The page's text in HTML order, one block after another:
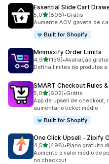
Essential Slide Cart
5,0de 5 estrelas
(806)
806 avaliações ao todo
•Grátis
Aumente AOV gaveta de
Built for Shopify
Minmaxify Order Limits
4,9de 5 estrelas
(159)
159 avaliações ao todo
•Avaliação
Defina limites de produtos
SMART Checkout Rules
5,0de 5 estrelas
(602)
602 avaliações ao todo
•Grátis
App de upsell de checkout,
aumentar o ticket médio
Built for Shopify
One Click Upsell ‑ Zipify
4,5de 5 estrelas
(498)
498 avaliações ao todo
•Plano gratuito
Aumente o valor médio do
no checkout